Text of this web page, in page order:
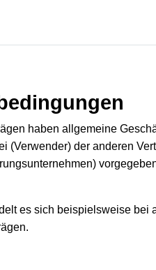
haben allgemeine
(Verwender) der anderen
es sich beispielsweise